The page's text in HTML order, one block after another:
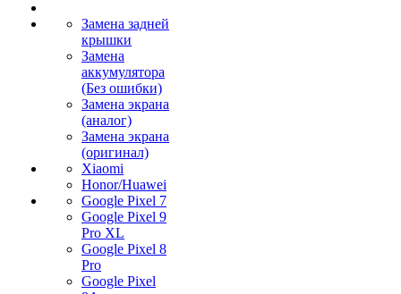
Замена задней
крышки
Замена
аккумулятора
(Без ошибки)
Замена экрана
(аналог)
Замена экрана
(оригинал)
Xiaomi
Honor/Huawei
Google Pixel 7
Google Pixel 9
Pro XL
Google Pixel 8
Pro
Google Pixel